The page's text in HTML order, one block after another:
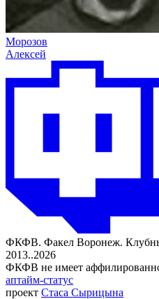
Морозов
Алексей
ФКФВ. Факел Воронеж.
2013..2026
ФКФВ не имеет
аптайм-статус
проект Стаса Сырицына